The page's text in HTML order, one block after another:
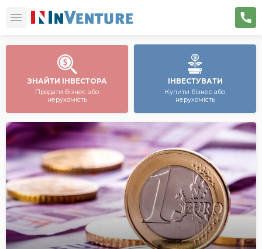
ЗНАЙТИ ІНВЕСТОРА
Продати бізнес або
нерухомість
ІНВЕСТУВАТИ
Купити бізнес або
нерухомість